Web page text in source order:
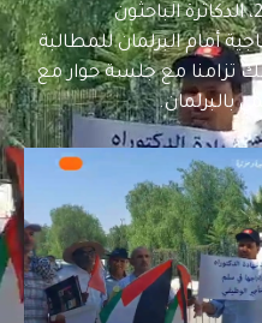
نفذ اليوم الإثنين 07 جويلية 2025، الدكاترة الباحثون
أمام البرلمان للمطالبة
تزامنا مع جلسة حوار مع
بالبرلمان.